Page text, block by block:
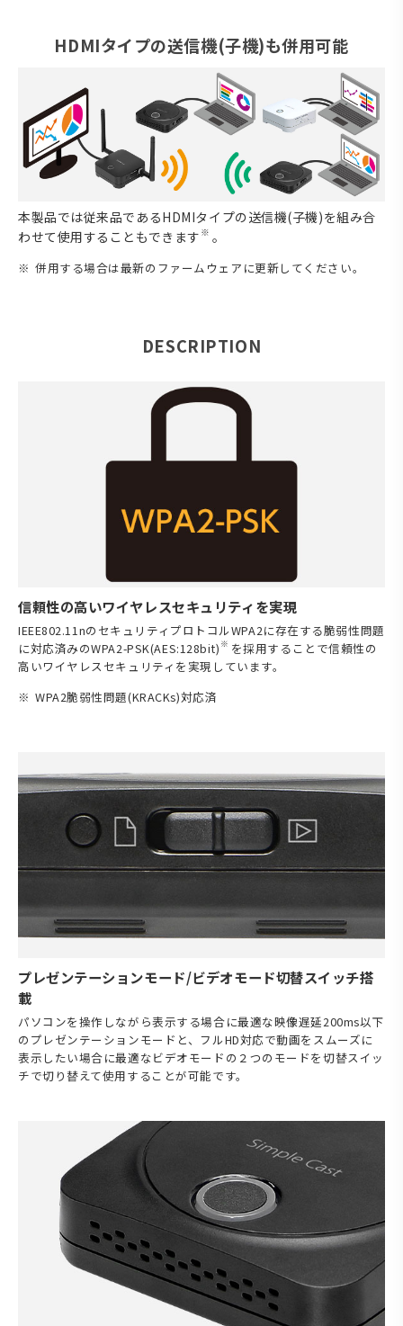
HDMIタイプの送信機(子機)も併用可能
本製品では従来品であるHDMIタイプの送信機(子機)を組み合
わせて使用することもできます ※ 。
併用する場合は最新のファームウェアに更新してください。
DESCRIPTION
信頼性の高いワイヤレスセキュリティを実現
IEEE802.11nのセキュリティプロトコルWPA2に存在する脆弱性問題
に対応済みのWPA2-PSK(AES:128bit) ※ を採用することで信頼性の
高いワイヤレスセキュリティを実現しています。
WPA2脆弱性問題(KRACKs)対応済
プレゼンテーションモード/ビデオモード切替スイッチ搭
載
パソコンを操作しながら表示する場合に最適な映像遅延200ms以下
のプレゼンテーションモードと、フルHD対応で動画をスムーズに
表示したい場合に最適なビデオモードの２つのモードを切替スイッ
チで切り替えて使用することが可能です。